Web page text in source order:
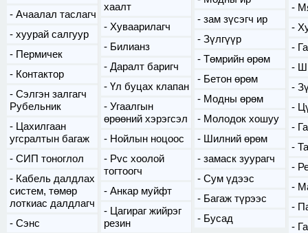
Ачаалал таслагч
хуурай салгуур
Пермичек
Контактор
Сэлгэн залгагч
Рубельник
Цахилгаан
угсралтын багаж
СИП тоноглол
Кабель далдлах
систем, төмөр
лоткиас далдлагч
Сэнс
хаалт
Хуваарилагч
Билианз
Даралт баригч
Үл буцах клапан
Угаалгын
өрөөний хэрэгсэл
Нойлын ноцоос
Pvc хоолой
тогтоогч
Анкар муйфт
Цагираг жийрэг
резин
зам зүсэгч ир
Зүлгүүр
Төмрийн өрөм
Бетон өрөм
Модны өрөм
Молодок хошуу
Шилний өрөм
замаск зуурагч
Сум үдээс
Багаж түрээс
Бусад